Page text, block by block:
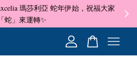
瑪莎利亞 蛇年伊始，祝福大家
「蛇」來運轉✨
✦
目前還是空的。